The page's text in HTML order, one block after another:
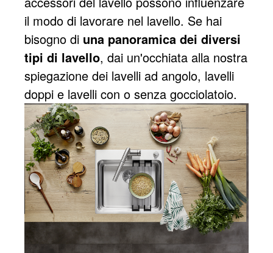
il modo di lavorare nel lavello. Se hai
bisogno di una panoramica dei diversi
tipi di lavello, dai un'occhiata alla nostra
spiegazione dei lavelli ad angolo, lavelli
doppi e lavelli con o senza gocciolatoio.